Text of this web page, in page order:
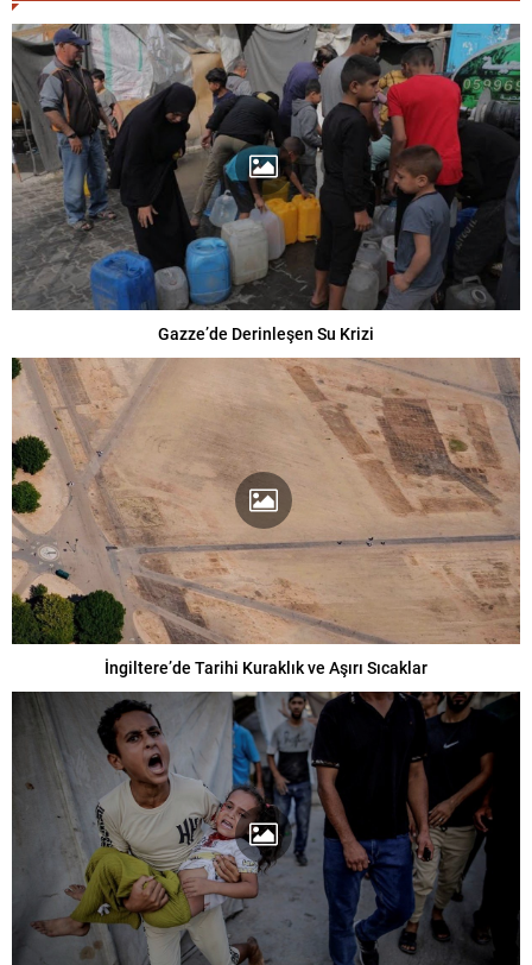
Gazze’de Derinleşen Su Krizi
İngiltere’de Tarihi Kuraklık ve Aşırı Sıcaklar